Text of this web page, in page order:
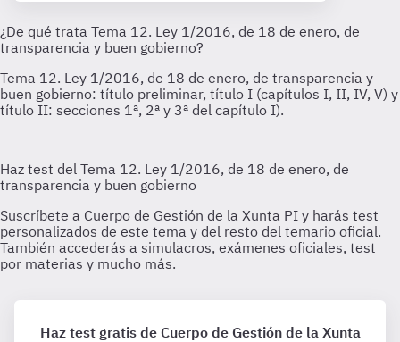
Haz test gratis de Cuerpo de Gestión de la Xunta